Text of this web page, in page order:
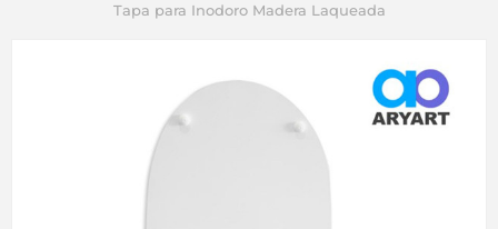
Tapa para Inodoro Madera Laqueada